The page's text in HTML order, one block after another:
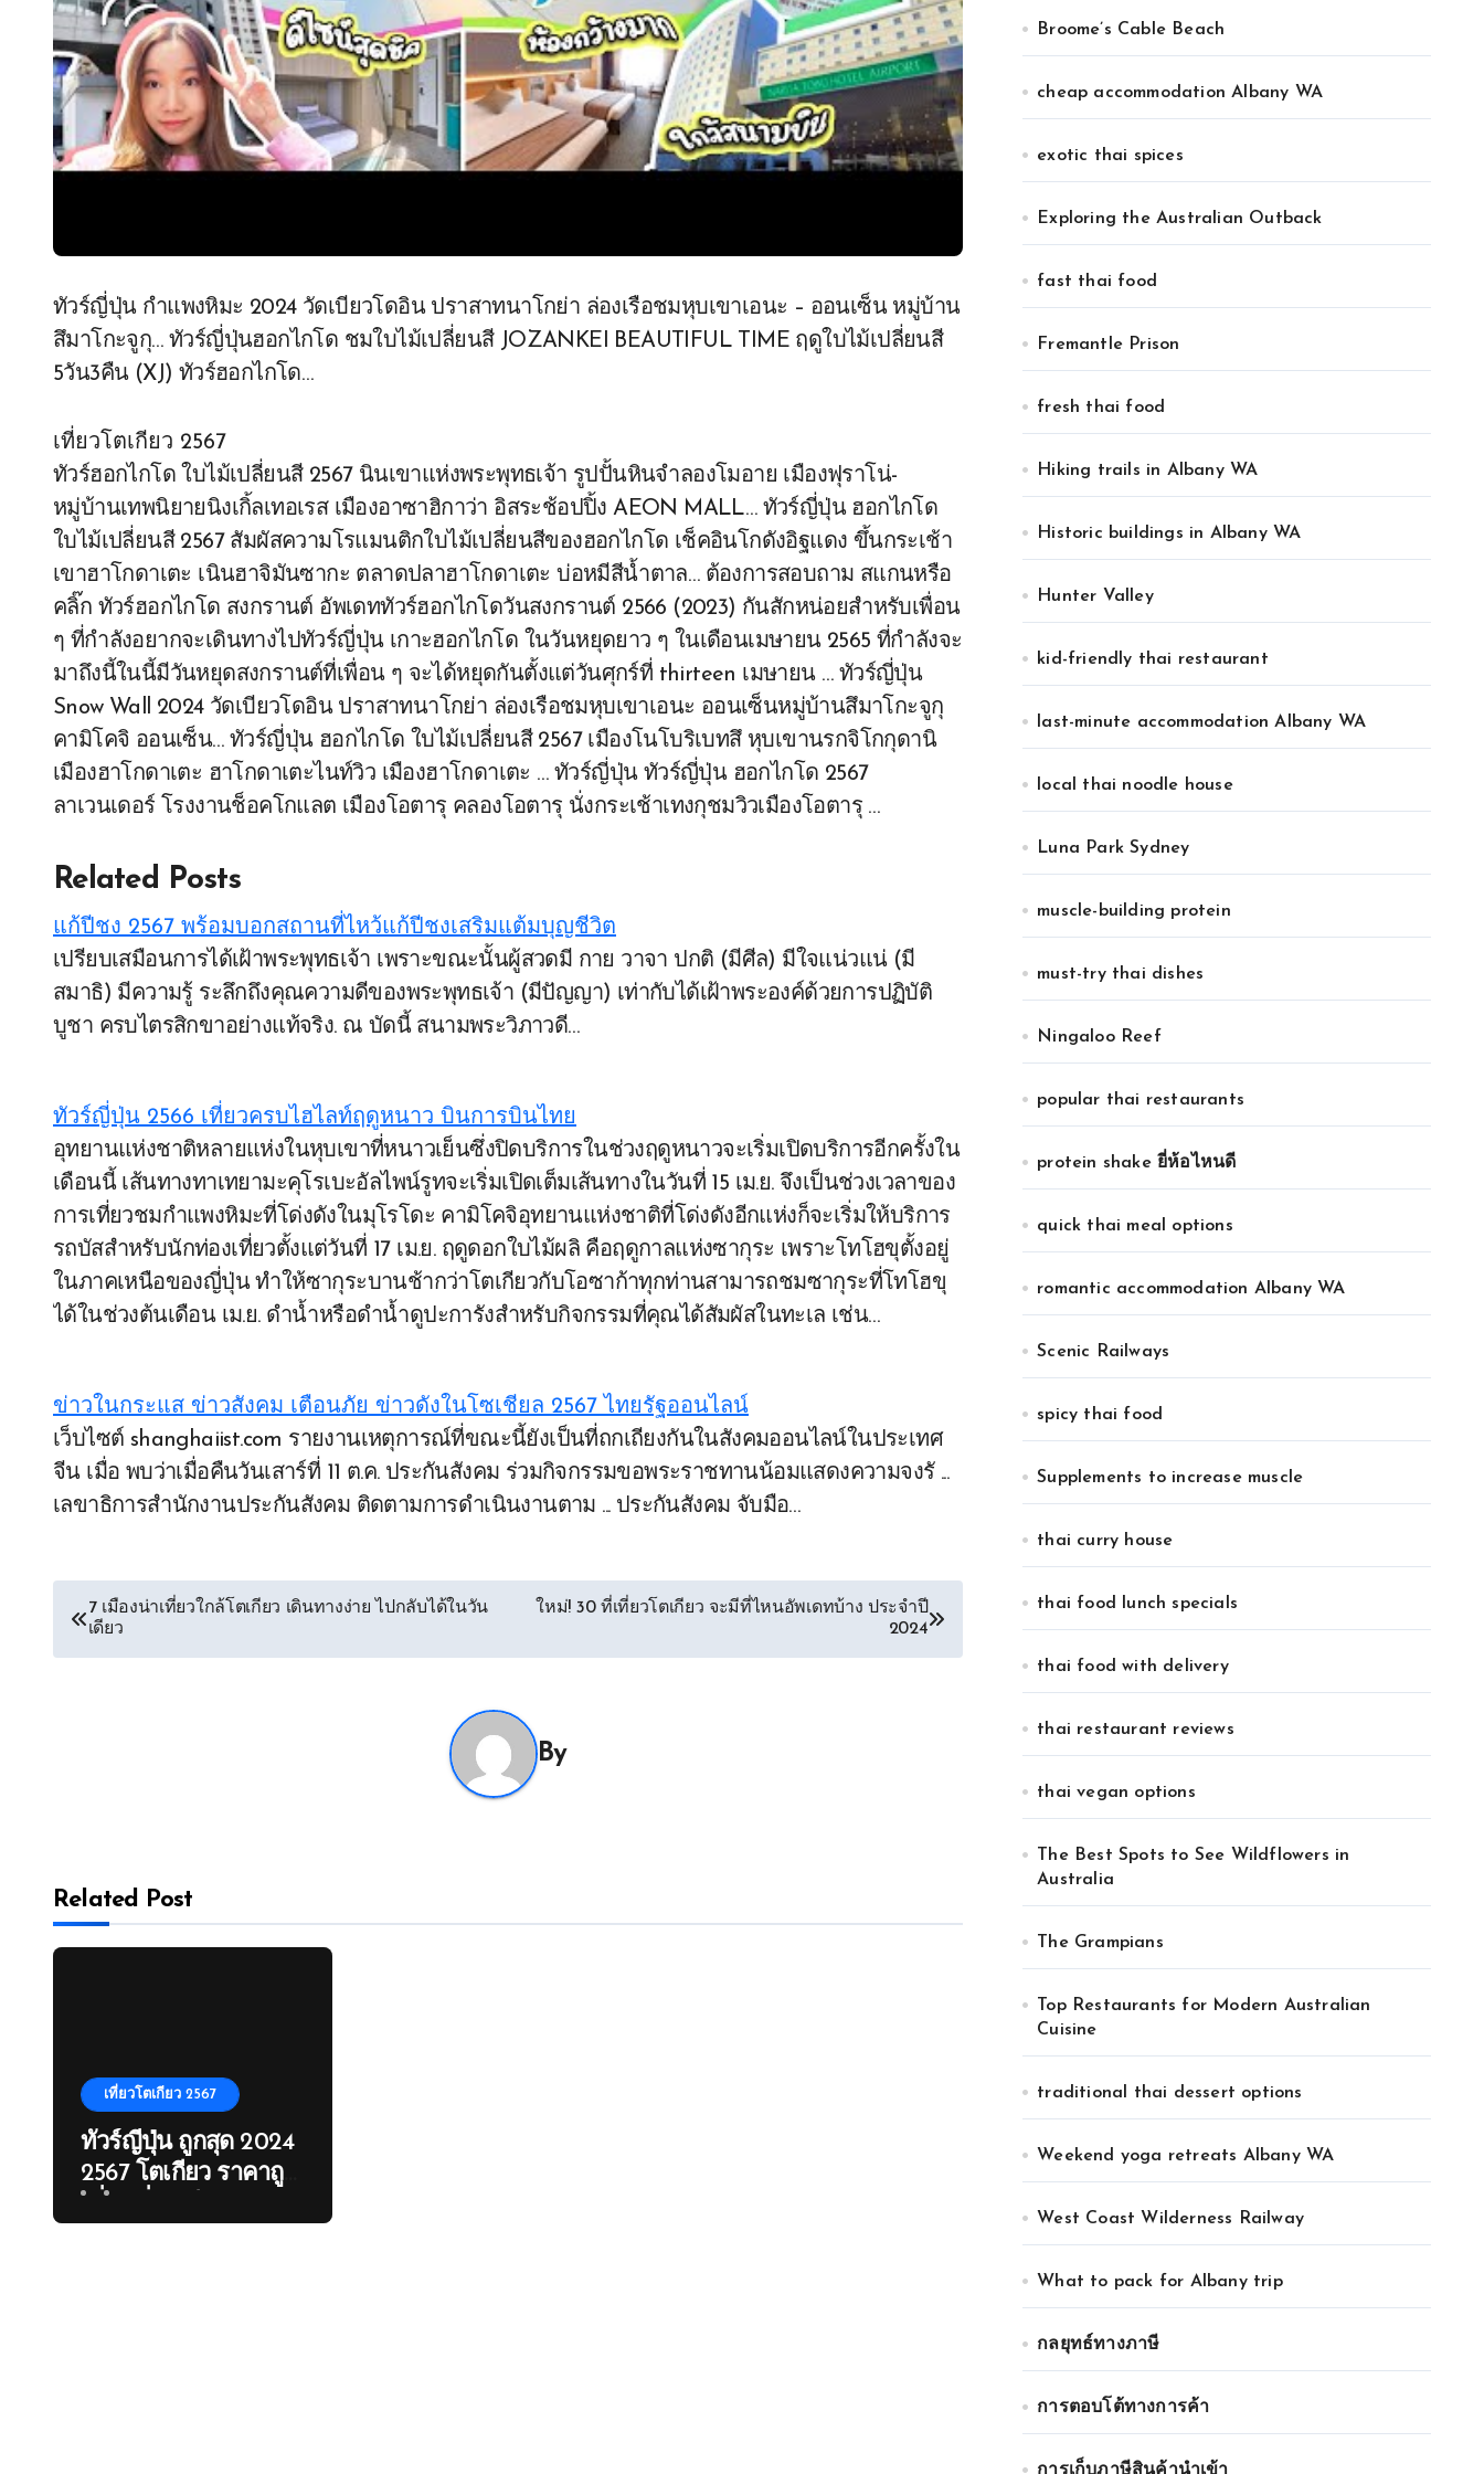
ทัวร์ญี่ปุ่น กำแพงหิมะ 2024 วัดเบียวโดอิน ปราสาทนาโกย่า ล่องเรือชมหุบเขาเอนะ – ออนเซ็น หมู่บ้าน
สึมาโกะจูกุ… ทัวร์ญี่ปุ่นฮอกไกโด ชมใบไม้เปลี่ยนสี JOZANKEI BEAUTIFUL TIME ฤดูใบไม้เปลี่ยนสี
5วัน3คืน (XJ) ทัวร์ฮอกไกโด…
เที่ยวโตเกียว 2567
ทัวร์ฮอกไกโด ใบไม้เปลี่ยนสี 2567 นินเขาแห่งพระพุทธเจ้า รูปปั้นหินจำลองโมอาย เมืองฟุราโน่-
หมู่บ้านเทพนิยายนิงเกิ้ลเทอเรส เมืองอาซาฮิกาว่า อิสระช้อปปิ้ง AEON MALL… ทัวร์ญี่ปุ่น ฮอกไกโด
ใบไม้เปลี่ยนสี 2567 สัมผัสความโรแมนติกใบไม้เปลี่ยนสีของฮอกไกโด เช็คอินโกดังอิฐแดง ขึ้นกระเช้า
เขาฮาโกดาเตะ เนินฮาจิมันซากะ ตลาดปลาฮาโกดาเตะ บ่อหมีสีน้ำตาล… ต้องการสอบถาม สแกนหรือ
คลิ๊ก ทัวร์ฮอกไกโด สงกรานต์ อัพเดททัวร์ฮอกไกโดวันสงกรานต์ 2566 (2023) กันสักหน่อยสำหรับเพื่อน
ๆ ที่กำลังอยากจะเดินทางไปทัวร์ญี่ปุ่น เกาะฮอกไกโด ในวันหยุดยาว ๆ ในเดือนเมษายน 2565 ที่กำลังจะ
มาถึงนี้ในนี้มีวันหยุดสงกรานต์ที่เพื่อน ๆ จะได้หยุดกันตั้งแต่วันศุกร์ที่ thirteen เมษายน … ทัวร์ญี่ปุ่น
Snow Wall 2024 วัดเบียวโดอิน ปราสาทนาโกย่า ล่องเรือชมหุบเขาเอนะ ออนเซ็นหมู่บ้านสึมาโกะจูกุ
คามิโคจิ ออนเซ็น… ทัวร์ญี่ปุ่น ฮอกไกโด ใบไม้เปลี่ยนสี 2567 เมืองโนโบริเบทสึ หุบเขานรกจิโกกุดานิ
เมืองฮาโกดาเตะ ฮาโกดาเตะไนท์วิว เมืองฮาโกดาเตะ … ทัวร์ญี่ปุ่น ทัวร์ญี่ปุ่น ฮอกไกโด 2567
ลาเวนเดอร์ โรงงานช็อคโกแลต เมืองโอตารุ คลองโอตารุ นั่งกระเช้าเทงกุชมวิวเมืองโอตารุ …
Related Posts
แก้ปีชง 2567 พร้อมบอกสถานที่ไหว้แก้ปีชงเสริมแต้มบุญชีวิต
เปรียบเสมือนการได้เฝ้าพระพุทธเจ้า เพราะขณะนั้นผู้สวดมี กาย วาจา ปกติ (มีศีล) มีใจแน่วแน่ (มี
สมาธิ) มีความรู้ ระลึกถึงคุณความดีของพระพุทธเจ้า (มีปัญญา) เท่ากับได้เฝ้าพระองค์ด้วยการปฏิบัติ
บูชา ครบไตรสิกขาอย่างแท้จริง. ณ บัดนี้ สนามพระวิภาวดี…
ทัวร์ญี่ปุ่น 2566 เที่ยวครบไฮไลท์ฤดูหนาว บินการบินไทย
อุทยานแห่งชาติหลายแห่งในหุบเขาที่หนาวเย็นซึ่งปิดบริการในช่วงฤดูหนาวจะเริ่มเปิดบริการอีกครั้งใน
เดือนนี้ เส้นทางทาเทยามะคุโรเบะอัลไพน์รูทจะเริ่มเปิดเต็มเส้นทางในวันที่ 15 เม.ย. จึงเป็นช่วงเวลาของ
การเที่ยวชมกำแพงหิมะที่โด่งดังในมุโรโดะ คามิโคจิอุทยานแห่งชาติที่โด่งดังอีกแห่งก็จะเริ่มให้บริการ
รถบัสสำหรับนักท่องเที่ยวตั้งแต่วันที่ 17 เม.ย. ฤดูดอกใบไม้ผลิ คือฤดูกาลแห่งซากุระ เพราะโทโฮขุตั้งอยู่
ในภาคเหนือของญี่ปุ่น ทำให้ซากุระบานช้ากว่าโตเกียวกับโอซาก้าทุกท่านสามารถชมซากุระที่โทโฮขุ
ได้ในช่วงต้นเดือน เม.ย. ดำน้ำหรือดำน้ำดูปะการังสำหรับกิจกรรมที่คุณได้สัมผัสในทะเล เช่น…
ข่าวในกระแส ข่าวสังคม เตือนภัย ข่าวดังในโซเชียล 2567 ไทยรัฐออนไลน์
เว็บไซต์ shanghaiist.com รายงานเหตุการณ์ที่ขณะนี้ยังเป็นที่ถกเถียงกันในสังคมออนไลน์ในประเทศ
จีน เมื่อ พบว่าเมื่อคืนวันเสาร์ที่ 11 ต.ค. ประกันสังคม ร่วมกิจกรรมขอพระราชทานน้อมแสดงความจงรั ...
เลขาธิการสำนักงานประกันสังคม ติดตามการดำเนินงานตาม ... ประกันสังคม จับมือ…
navigation
7 เมืองน่าเที่ยวใกล้โตเกียว เดินทางง่าย ไปกลับได้ในวัน
เดียว
ใหม่! 30 ที่เที่ยวโตเกียว จะมีที่ไหนอัพเดทบ้าง ประจำปี
2024
By
Related Post
เที่ยวโตเกียว 2567
ทัวร์ญี่ปุ่น ถูกสุด 2024
2567 โตเกียว ราคาถูก
Broome’s Cable Beach
cheap accommodation Albany WA
exotic thai spices
Exploring the Australian Outback
fast thai food
Fremantle Prison
fresh thai food
Hiking trails in Albany WA
Historic buildings in Albany WA
Hunter Valley
kid-friendly thai restaurant
last-minute accommodation Albany WA
local thai noodle house
Luna Park Sydney
muscle-building protein
must-try thai dishes
Ningaloo Reef
popular thai restaurants
protein shake ยี่ห้อไหนดี
quick thai meal options
romantic accommodation Albany WA
Scenic Railways
spicy thai food
Supplements to increase muscle
thai curry house
thai food lunch specials
thai food with delivery
thai restaurant reviews
thai vegan options
The Best Spots to See Wildflowers in
Australia
The Grampians
Top Restaurants for Modern Australian
Cuisine
traditional thai dessert options
Weekend yoga retreats Albany WA
West Coast Wilderness Railway
What to pack for Albany trip
กลยุทธ์ทางภาษี
การตอบโต้ทางการค้า